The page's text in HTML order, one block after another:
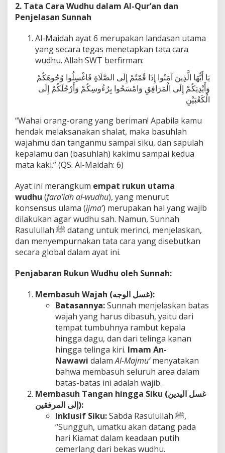
2. Tata Cara Wudhu dalam Al-Qur’an dan
Penjelasan Sunnah
Al-Maidah ayat 6 merupakan landasan utama
yang secara tegas menetapkan tata cara
wudhu. Allah SWT berfirman:
يَا أَيُّهَا الَّذِينَ آمَنُوا إِذَا قُمْتُمْ إِلَى الصَّلَاةِ فَاغْسِلُوا وُجُوهَكُمْ
وَأَيْدِيَكُمْ إِلَى الْمَرَافِقِ وَامْسَحُوا بِرُءُوسِكُمْ وَأَرْجُلَكُمْ إِلَى
الْكَعْبَيْنِ
“Wahai orang-orang yang beriman! Apabila kamu
hendak melaksanakan shalat, maka basuhlah
wajahmu dan tanganmu sampai siku, dan sapulah
kepalamu dan (basuhlah) kakimu sampai kedua
mata kaki.” (QS. Al-Maidah: 6)
Ayat ini merangkum empat rukun utama
wudhu (fara’idh al-wudhu), yang menurut
konsensus ulama (ijma’) merupakan hal yang wajib
dilakukan agar wudhu sah. Namun, Sunnah
Rasulullah ﷺ datang untuk merinci, menjelaskan,
dan menyempurnakan tata cara yang disebutkan
secara global dalam ayat ini.
Penjabaran Rukun Wudhu oleh Sunnah:
Membasuh Wajah (
غسل الوجه):
Batasannya:Sunnah menjelaskan batas
wajah yang harus dibasuh, yaitu dari
tempat tumbuhnya rambut kepala
hingga dagu, dan dari telinga kanan
hingga telinga kiri. Imam An-
Nawawi dalamAl-Majmu’menyatakan
bahwa membasuh seluruh area dalam
batas-batas ini adalah wajib.
Membasuh Tangan hingga Siku (غسل اليدين
إلى المرفقين):
Inklusif Siku:Sabda Rasulullah ﷺ,
“Sungguh, umatku akan datang pada
hari Kiamat dalam keadaan putih
cemerlang dari bekas wudhu.